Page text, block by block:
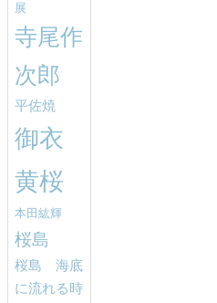
展
寺尾作
次郎
平佐焼
御衣
黄桜
本田紘輝
桜島
桜島 海底
に流れる時